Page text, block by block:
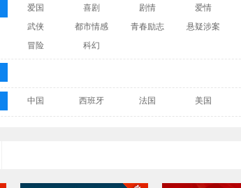
爱国 喜剧 剧情 爱情
武侠 都市情感 青春励志 悬疑涉案
冒险 科幻
中国 西班牙 法国 美国